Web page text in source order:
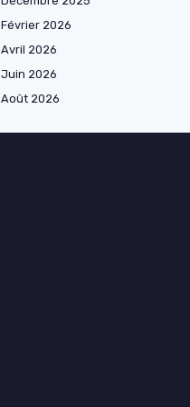
Février 2026
Avril 2026
Juin 2026
Août 2026